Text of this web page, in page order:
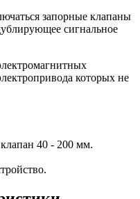
запорные клапаны
сигнальное
которых не
40 - 200 мм.